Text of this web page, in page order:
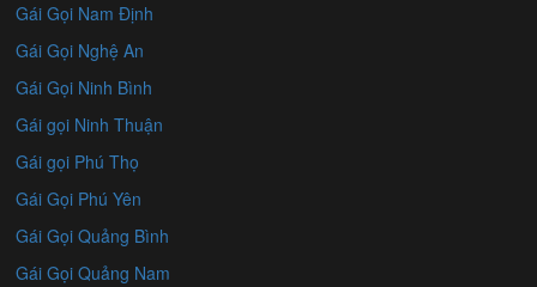
Gái Gọi Nam Định
Gái Gọi Nghệ An
Gái Gọi Ninh Bình
Gái gọi Ninh Thuận
Gái gọi Phú Thọ
Gái Gọi Phú Yên
Gái Gọi Quảng Bình
Gái Gọi Quảng Nam